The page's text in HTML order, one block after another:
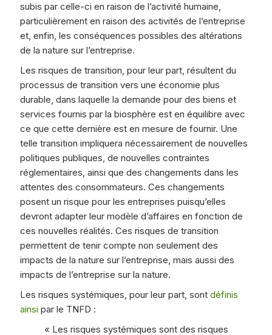
subis par celle-ci en raison de l’activité humaine,
particulièrement en raison des activités de l’entreprise
et, enfin, les conséquences possibles des altérations
de la nature sur l’entreprise.
Les risques de transition, pour leur part, résultent du
processus de transition vers une économie plus
durable, dans laquelle la demande pour des biens et
services fournis par la biosphère est en équilibre avec
ce que cette dernière est en mesure de fournir. Une
telle transition impliquera nécessairement de nouvelles
politiques publiques, de nouvelles contraintes
réglementaires, ainsi que des changements dans les
attentes des consommateurs. Ces changements
posent un risque pour les entreprises puisqu’elles
devront adapter leur modèle d’affaires en fonction de
ces nouvelles réalités. Ces risques de transition
permettent de tenir compte non seulement des
impacts de la nature sur l’entreprise, mais aussi des
impacts de l’entreprise sur la nature.
Les risques systémiques, pour leur part, sont définis
ainsi par le TNFD :
« Les risques systémiques sont des risques